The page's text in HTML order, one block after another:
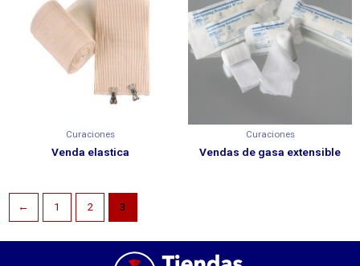
Curaciones
Venda elastica
Curaciones
Vendas de gasa extensible
← 1 2 3